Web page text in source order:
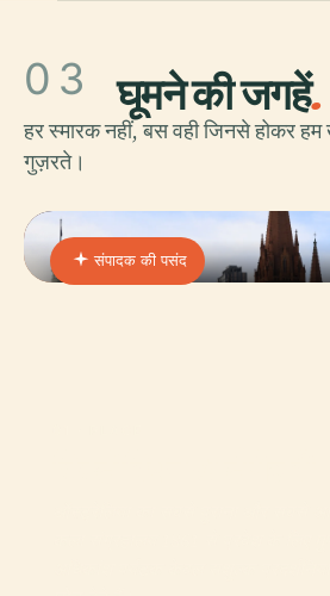
03 घूमने की जगहें.
हर स्मारक नहीं, बस वही जिनसे होकर
गुज़रते।
संपादक की पसंद